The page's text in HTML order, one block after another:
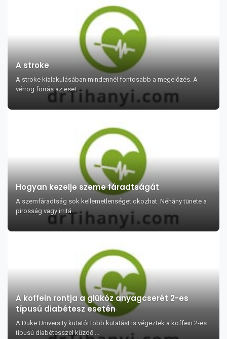
A stroke
A stroke kialakulásában mindennél fontosabb a megelőzés. A
vérrög forrás az eset...
Hogyan kezelje szeme fáradtságát
A szemfáradtság sok kellemetlenséget okozhat. Néhány tünete a
pirosság vagy irritá...
A koffein rontja a glükóz anyagcserét 2-es
típusú diabétesz esetén
A Duke University kutatói több kutatást is végeztek a koffein 2-es
típusú diabétesszel küzdő ...